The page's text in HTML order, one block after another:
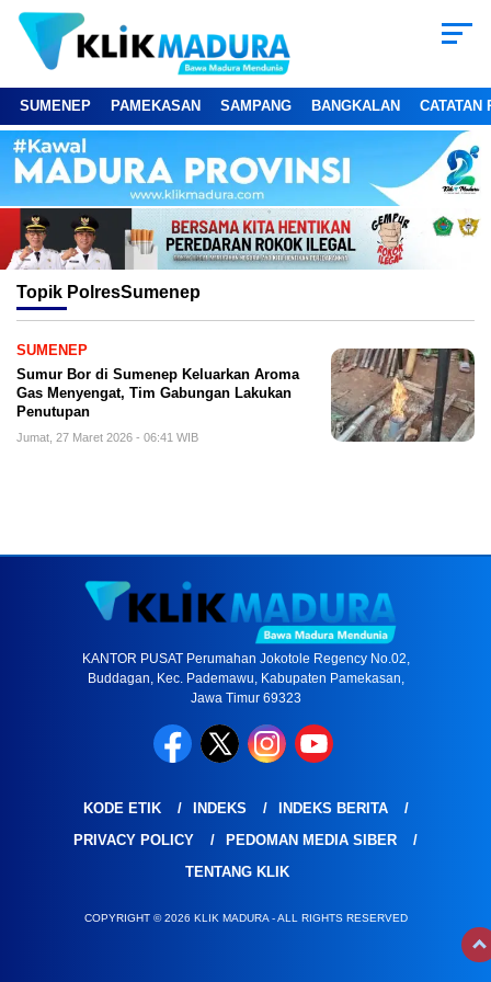
SUMENEP PAMEKASAN SAMPANG BANGKALAN CATATAN
Topik PolresSumenep
SUMENEP
Sumur Bor di Sumenep Keluarkan Aroma
Gas Menyengat, Tim Gabungan Lakukan
Penutupan
Jumat, 27 Maret 2026 - 06:41 WIB
KANTOR PUSAT Perumahan Jokotole Regency No.02,
Buddagan, Kec. Pademawu, Kabupaten Pamekasan,
Jawa Timur 69323
KODE ETIK INDEKS
INDEKS BERITA
PRIVACY POLICY
PEDOMAN MEDIA SIBER
TENTANG KLIK
COPYRIGHT © 2026 KLIK MADURA - ALL RIGHTS RESERVED